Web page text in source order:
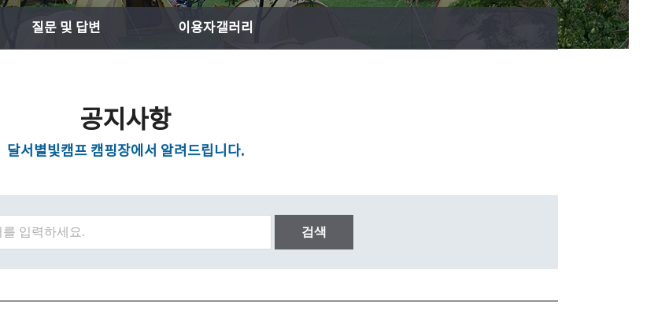
질문 및 답변 이용자갤러리
공지사항
달서별빛캠프 캠핑장에서 알려드립니다.
검색